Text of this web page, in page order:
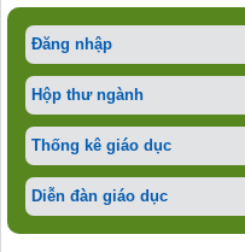
Đăng nhập
Hộp thư ngành
Thống kê giáo dục
Diễn đàn giáo dục